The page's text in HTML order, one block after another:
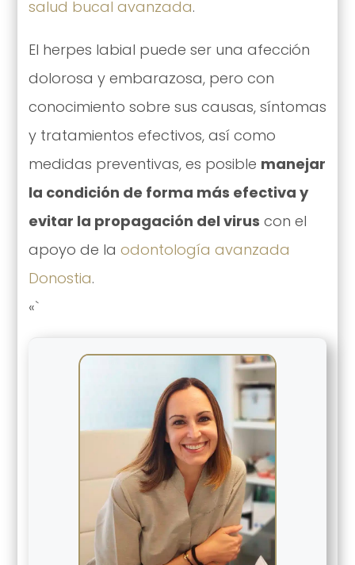
salud bucal avanzada.
El herpes labial puede ser una afección
dolorosa y embarazosa, pero con
conocimiento sobre sus causas, síntomas
y tratamientos efectivos, así como
medidas preventivas, es posible manejar
la condición de forma más efectiva y
evitar la propagación del virus con el
apoyo de la odontología avanzada
Donostia.
«`